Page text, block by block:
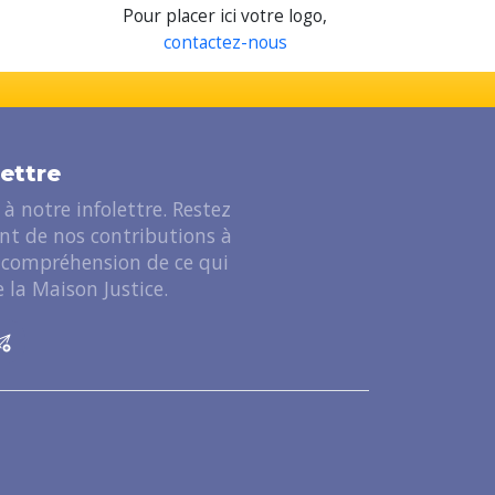
Pour placer ici votre logo,
contactez-nous
notre infolettre. Restez
de nos contributions à
de ce qui
Maison Justice.